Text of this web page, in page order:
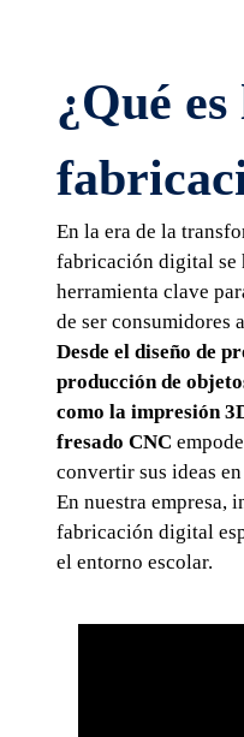
¿Qué es
En la era de la
fabricación digital se
herramienta clave
de ser consumidores
Desde el diseño de
producción de
como la impresión
fresado CNC
convertir sus ideas
En nuestra empresa,
fabricación digital
el entorno escolar.